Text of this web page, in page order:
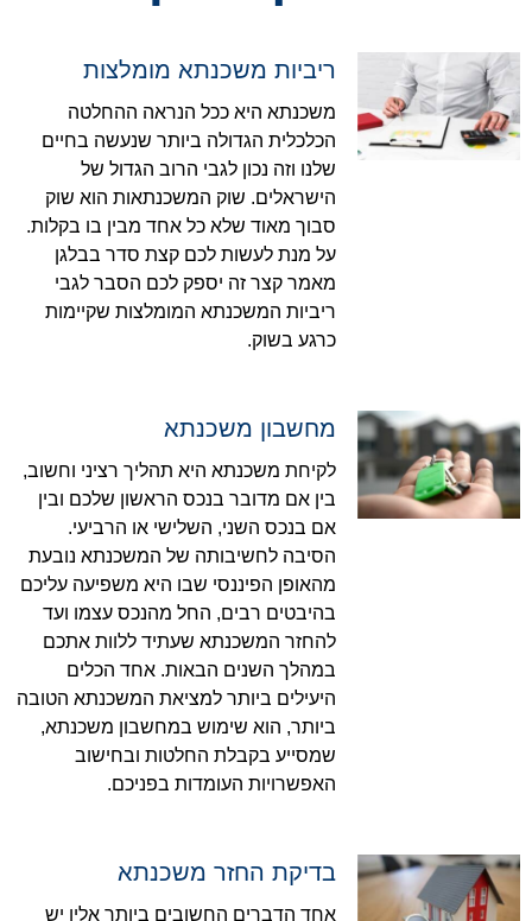
ריביות משכנתא מומלצות
משכנתא היא ככל הנראה ההחלטה
הכלכלית הגדולה ביותר שנעשה בחיים
שלנו וזה נכון לגבי הרוב הגדול של
הישראלים. שוק המשכנתאות הוא שוק
סבוך מאוד שלא כל אחד מבין בו בקלות.
על מנת לעשות לכם קצת סדר בבלגן
מאמר קצר זה יספק לכם הסבר לגבי
ריביות המשכנתא המומלצות שקיימות
כרגע בשוק.
מחשבון משכנתא
לקיחת משכנתא היא תהליך רציני וחשוב,
בין אם מדובר בנכס הראשון שלכם ובין
אם בנכס השני, השלישי או הרביעי.
הסיבה לחשיבותה של המשכנתא נובעת
מהאופן הפיננסי שבו היא משפיעה עליכם
בהיבטים רבים, החל מהנכס עצמו ועד
להחזר המשכנתא שעתיד ללוות אתכם
במהלך השנים הבאות. אחד הכלים
היעילים ביותר למציאת המשכנתא הטובה
ביותר, הוא שימוש במחשבון משכנתא,
שמסייע בקבלת החלטות ובחישוב
האפשרויות העומדות בפניכם.
בדיקת החזר משכנתא
אחד הדברים החשובים ביותר אליו יש